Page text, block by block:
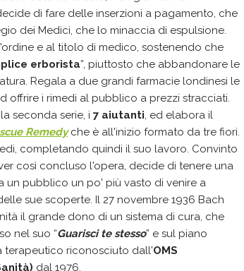
di fare delle inserzioni a pagamento, che
dei Medici, che lo minaccia di espulsione.
e al titolo di medico, sostenendo che
erborista”, piuttosto che abbandonare le
Regala a due grandi farmacie londinesi le
offrire i rimedi al pubblico a prezzi stracciati.
seconda serie, i 7 aiutanti, ed elabora il
Remedyche è all'inizio formato da tre fiori.
completando quindi il suo lavoro. Convinto
così concluso l'opera, decide di tenere una
un pubblico un po' più vasto di venire a
sue scoperte. Il 27 novembre 1936 Bach
il grande dono di un sistema di cura, che
nel suo “Guarisci te stesso” e sul piano
terapeutico riconosciuto dall'OMS
dal 1976.